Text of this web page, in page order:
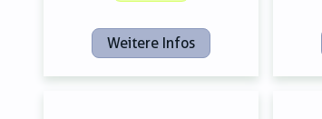
Weitere Infos